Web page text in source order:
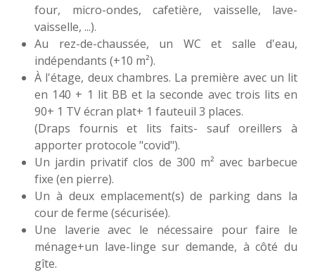
four, micro-ondes, cafetière, vaisselle, lave-
vaisselle, ...).
Au rez-de-chaussée, un WC et salle d'eau,
indépendants (+10 m²).
À l'étage, deux chambres. La première avec un lit
en 140 + 1 lit BB et la seconde avec trois lits en
90+ 1 TV écran plat+ 1 fauteuil 3 places.
(Draps fournis et lits faits- sauf oreillers à
apporter protocole "covid").
Un jardin privatif clos de 300 m² avec barbecue
fixe (en pierre).
Un à deux emplacement(s) de parking dans la
cour de ferme (sécurisée).
Une laverie avec le nécessaire pour faire le
ménage+un lave-linge sur demande, à côté du
gîte.